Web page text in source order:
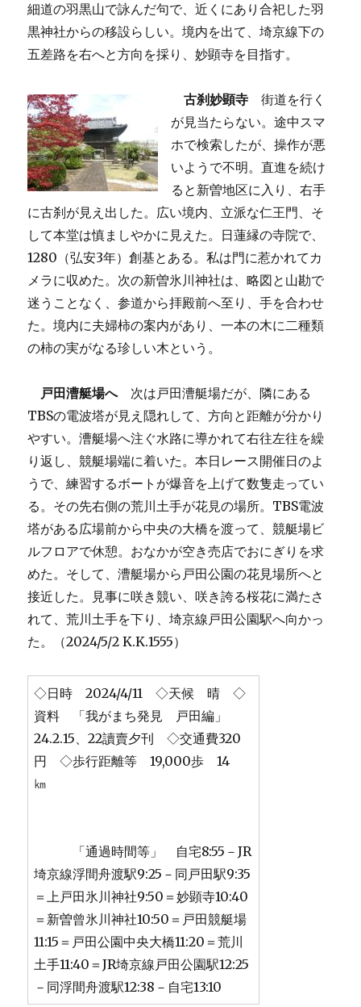
細道の羽黒山で詠んだ句で、近くにあり合祀した羽
黒神社からの移設らしい。境内を出て、埼京線下の
五差路を右へと方向を採り、妙顕寺を目指す。
古刹妙顕寺 街道を行く
が見当たらない。途中スマ
ホで検索したが、操作が悪
いようで不明。直進を続け
ると新曽地区に入り、右手
に古刹が見え出した。広い境内、立派な仁王門、そ
して本堂は慎ましやかに見えた。日蓮縁の寺院で、
1280（弘安3年）創基とある。私は門に惹かれてカ
メラに収めた。次の新曽氷川神社は、略図と山勘で
迷うことなく、参道から拝殿前へ至り、手を合わせ
た。境内に夫婦柿の案内があり、一本の木に二種類
の柿の実がなる珍しい木という。
戸田漕艇場へ次は戸田漕艇場だが、隣にある
TBSの電波塔が見え隠れして、方向と距離が分かり
やすい。漕艇場へ注ぐ水路に導かれて右往左往を繰
り返し、競艇場端に着いた。本日レース開催日のよ
うで、練習するボートが爆音を上げて数隻走ってい
る。その先右側の荒川土手が花見の場所。TBS電波
塔がある広場前から中央の大橋を渡って、競艇場ビ
ルフロアで休憩。おなかが空き売店でおにぎりを求
めた。そして、漕艇場から戸田公園の花見場所へと
接近した。見事に咲き競い、咲き誇る桜花に満たさ
れて、荒川土手を下り、埼京線戸田公園駅へ向かっ
た。（2024/5/2 K.K.1555）
◇日時 2024/4/11 ◇天候 晴 ◇
資料 「我がまち発見 戸田編」
24.2.15、22讀賣夕刊 ◇交通費320
円 ◇歩行距離等 19,000歩 14
㎞
「通過時間等」 自宅8:55－JR
埼京線浮間舟渡駅9:25－同戸田駅9:35
＝上戸田氷川神社9:50＝妙顕寺10:40
＝新曽曾氷川神社10:50＝戸田競艇場
11:15＝戸田公園中央大橋11:20＝荒川
土手11:40＝JR埼京線戸田公園駅12:25
－同浮間舟渡駅12:38－自宅13:10